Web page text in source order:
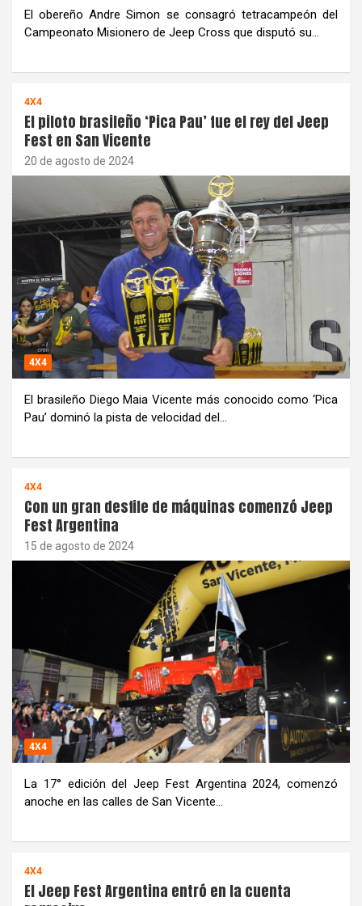
El obereño Andre Simon se consagró tetracampeón del
Campeonato Misionero de Jeep Cross que disputó su…
4X4
El piloto brasileño ‘Pica Pau’ fue el rey del Jeep
Fest en San Vicente
20 de agosto de 2024
4X4
El brasileño Diego Maia Vicente más conocido como ‘Pica
Pau’ dominó la pista de velocidad del…
4X4
Con un gran desfile de máquinas comenzó Jeep
Fest Argentina
15 de agosto de 2024
4X4
La 17° edición del Jeep Fest Argentina 2024, comenzó
anoche en las calles de San Vicente…
4X4
El Jeep Fest Argentina entró en la cuenta